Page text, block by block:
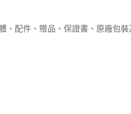
、配件、贈品、保證書、原廠包